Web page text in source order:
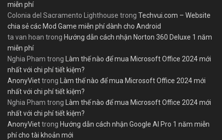
miễn phí
Colonia del Sacramento Lighthouse trong Techvui.com – Website
chia sẻ các Mod Game miễn phí dành cho Android
ta van hoan trong Hướng dẫn cách nhận Norton 360 Deluxe 1 năm
miễn phí
Nghia Pham trong
Làm thế nào để mua Microsoft Office 2024 mới
nhất với chi phí tiết kiệm?
AnonyViettrong
Làm thế nào để mua Microsoft Office 2024 mới
nhất với chi phí tiết kiệm?
Nghia Pham trong
Làm thế nào để mua Microsoft Office 2024 mới
nhất với chi phí tiết kiệm?
AnonyViettrong Hướng dẫn cách nhận Google AI Pro 1 năm miễn
phí cho tài khoản mới